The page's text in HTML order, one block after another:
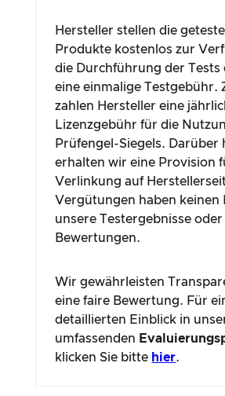
Hersteller stellen die
Produkte kostenlos zur
die Durchführung der Tests
eine einmalige Testgebühr.
zahlen Hersteller eine
Lizenzgebühr für die
Prüfengel-Siegels. Darüber
erhalten wir eine Provision
Verlinkung auf
Vergütungen haben keinen
unsere Testergebnisse oder
Bewertungen.
Wir gewährleisten
eine faire Bewertung. Für
detaillierten Einblick in
umfassenden
klicken Sie bitte hier.